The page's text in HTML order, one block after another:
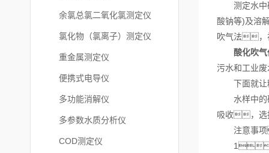
余氯总氯二氧化氯测定仪
氯化物（氯离子）测定仪
重金属测定仪
便携式电导仪
多功能消解仪
多参数水质分析仪
COD测定仪
测定水中
酸钠等)及溶
吹气法
酸化吹
污水和工业
下面就让精
水样中的硫
吸收，选
注意事
1、